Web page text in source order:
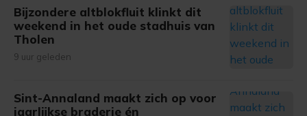
Bijzondere altblokfluit klinkt dit
weekend in het oude stadhuis van
Tholen
9 uur geleden
Sint-Annaland maakt zich op voor
jaarlijkse braderie én